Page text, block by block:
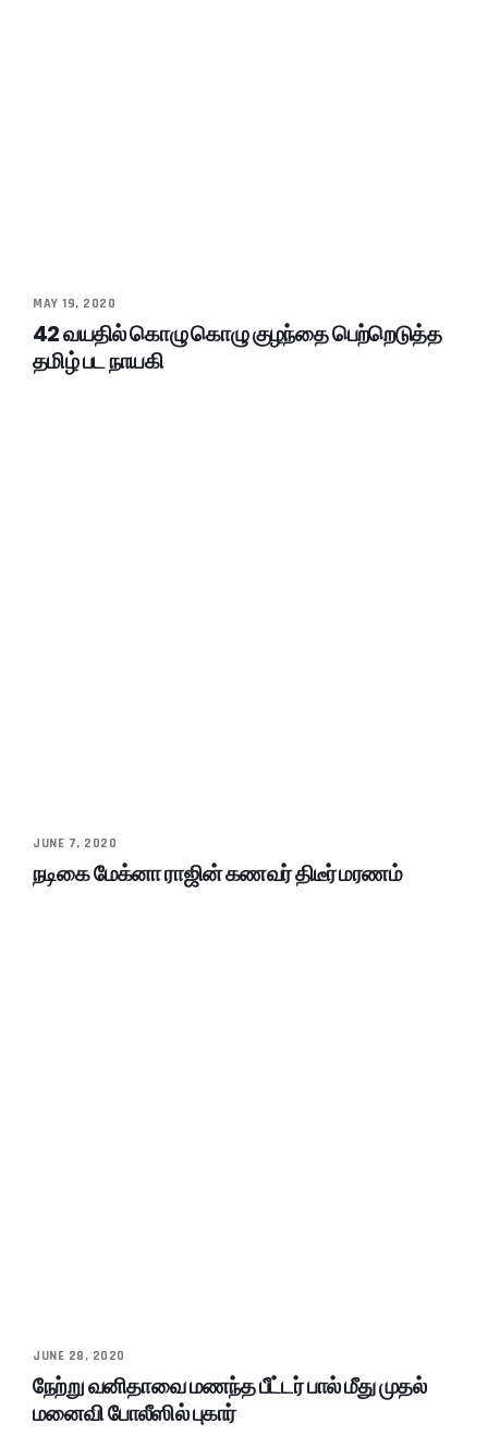
MAY 19, 2020
42 வயதில் கொழு கொழு குழந்தை பெற்றெடுத்த
தமிழ் பட நாயகி
JUNE 7, 2020
நடிகை மேக்னா ராஜின் கணவர் திடீர் மரணம்
JUNE 28, 2020
நேற்று வனிதாவை மணந்த பீட்டர் பால் மீது முதல்
மனைவி போலீஸில் புகார்